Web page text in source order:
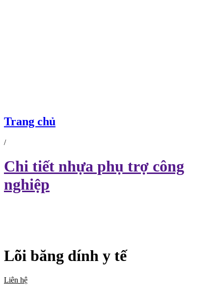
Trang chủ
/
Chi tiết nhựa phụ trợ công
nghiệp
Lõi băng dính y tế
Liên hệ